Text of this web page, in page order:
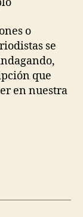
o
se
que
en nuestra